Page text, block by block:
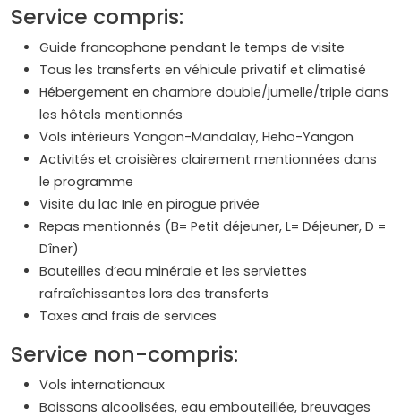
Service compris:
Guide francophone pendant le temps de visite
Tous les transferts en véhicule privatif et climatisé
Hébergement en chambre double/jumelle/triple dans
les hôtels mentionnés
Vols intérieurs Yangon-Mandalay, Heho-Yangon
Activités et croisières clairement mentionnées dans
le programme
Visite du lac Inle en pirogue privée
Repas mentionnés (B= Petit déjeuner, L= Déjeuner, D =
Dîner)
Bouteilles d’eau minérale et les serviettes
rafraîchissantes lors des transferts
Taxes and frais de services
Service non-compris:
Vols internationaux
Boissons alcoolisées, eau embouteillée, breuvages